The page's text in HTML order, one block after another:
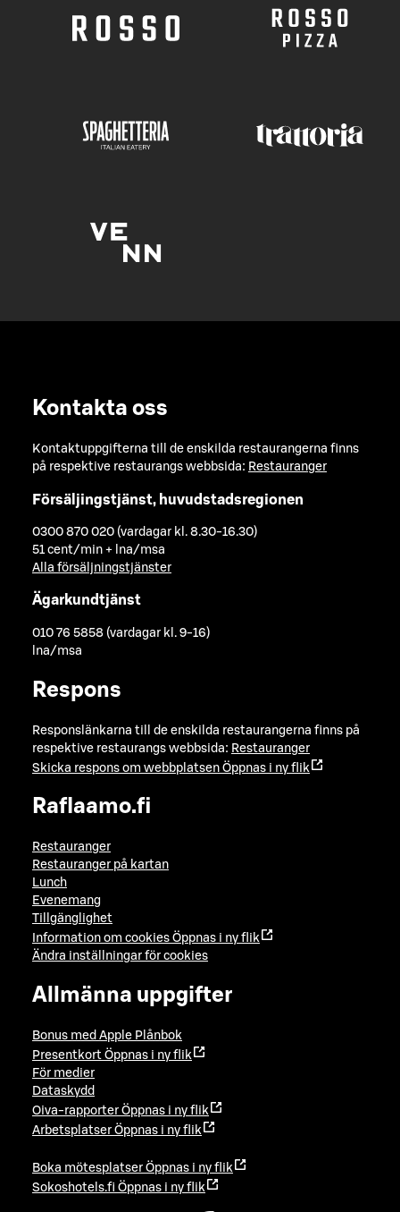
Kontakta oss
Kontaktuppgifterna till de enskilda restaurangerna finns
på respektive restaurangs webbsida: Restauranger
Försäljingstjänst, huvudstadsregionen
0300 870 020 (vardagar kl. 8.30-16.30)
51 cent/min + lna/msa
Alla försäljningstjänster
Ägarkundtjänst
010 76 5858 (vardagar kl. 9-16)
lna/msa
Respons
Responslänkarna till de enskilda restaurangerna finns på
respektive restaurangs webbsida: Restauranger
Skicka respons om webbplatsen Öppnas i ny flik
Raflaamo.fi
Restauranger
Restauranger på kartan
Lunch
Evenemang
Tillgänglighet
Information om cookies Öppnas i ny flik
Ändra inställningar för cookies
Allmänna uppgifter
Bonus med Apple Plånbok
Presentkort Öppnas i ny flik
För medier
Dataskydd
Oiva-rapporter Öppnas i ny flik
Arbetsplatser Öppnas i ny flik
Boka mötesplatser Öppnas i ny flik
Sokoshotels.fi Öppnas i ny flik